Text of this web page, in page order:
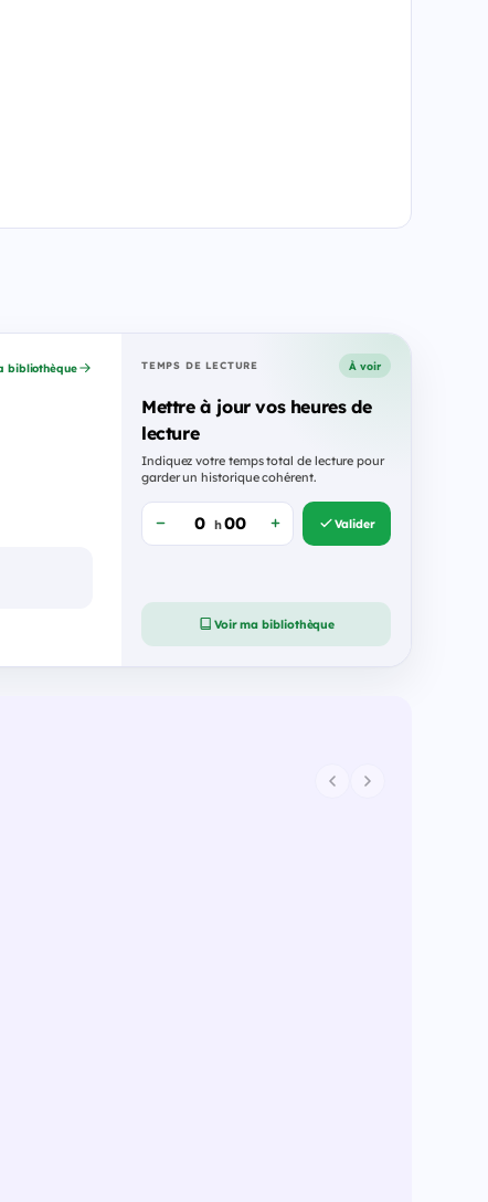
bibliothèque TEMPS DE LECTURE À voir
Mettre à jour vos heures de
lecture
Indiquez votre temps total de lecture pour
garder un historique cohérent.
h Valider
Voir ma bibliothèque